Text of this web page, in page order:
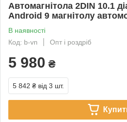
Автомагнітола 2DIN 10.1
Android 9 магнітолу
В наявності
Код: b-vn
Опт і роздріб
5 980 ₴
5 842 ₴ від 3 шт.